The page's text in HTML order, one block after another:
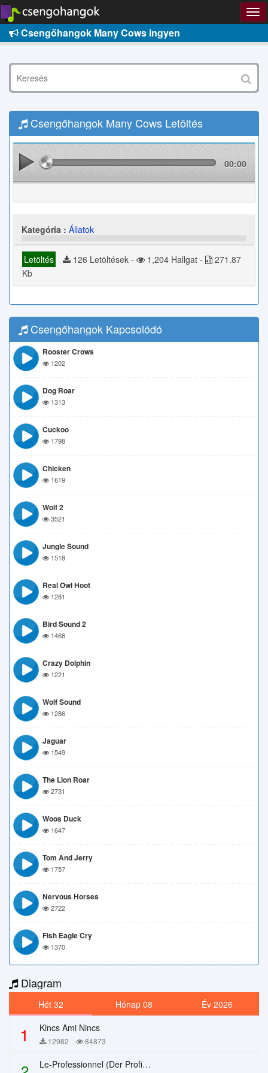
Csengőhangok Many Cows ingyen
Csengőhangok Many Cows Letöltés
00:00
Kategória : Állatok
Letöltés 126 Letöltések - 1,204 Hallgat -
271.87
Kb
Csengőhangok Kapcsolódó
Rooster Crows
1202
Dog Roar
1313
Cuckoo
1798
Chicken
1619
Wolf 2
3521
Jungle Sound
1518
Real Owl Hoot
1281
Bird Sound 2
1468
Crazy Dolphin
1221
Wolf Sound
1286
Jaguar
1549
The Lion Roar
2731
Woos Duck
1647
Tom And Jerry
1757
Nervous Horses
2722
Fish Eagle Cry
1370
Diagram
Hét 32 Hónap 08 Év 2026
1 Kincs Ami Nincs
12982 84873
Le-Professionnel (Der Profi) – Chi Mai